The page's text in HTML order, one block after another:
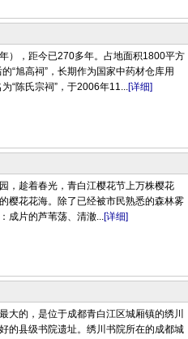
），距今已270多年。占地面积1800平方
“旭高祠”，长期作为国家中药材仓库用
“陈氏宗祠”，于2006年11...[详细]
，趁着春光，青白江樱花节上万株樱花
樱花花海。除了已经被市民熟悉的森林雾
成片的芦苇荡、清澈...[详细]
大的，是位于成都青白江区城厢镇的绣川
的县级书院遗址。绣川书院所在的成都城